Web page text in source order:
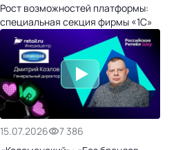
Рост возможностей платформы:
специальная секция фирмы «1С»
15.07.2026
7 386